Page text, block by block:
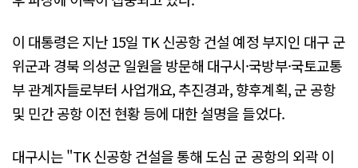
이 대통령은 지난 15일 TK 신공항 건설 예정 부지인 대구 군
위군과 경북 의성군 일원을 방문해 대구시·국방부·국토교통
부 관계자들로부터 사업개요, 추진경과, 향후계획, 군 공항
및 민간 공항 이전 현황 등에 대한 설명을 들었다.
대구시는 "TK 신공항 건설을 통해 도심 군 공항의 외곽 이